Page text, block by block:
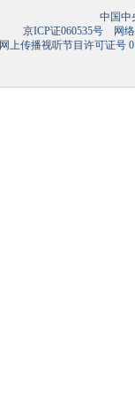
中国中
京ICP证060535号网络
网上传播视听节目许可证号